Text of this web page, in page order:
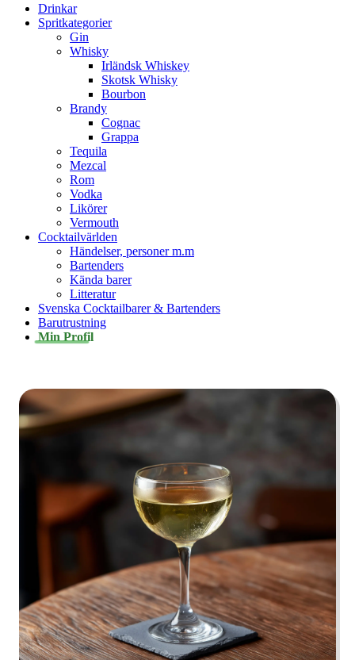
Drinkar
Spritkategorier
Gin
Whisky
Irländsk Whiskey
Skotsk Whisky
Bourbon
Brandy
Cognac
Grappa
Tequila
Mezcal
Rom
Vodka
Likörer
Vermouth
Cocktailvärlden
Händelser, personer m.m
Bartenders
Kända barer
Litteratur
Svenska Cocktailbarer & Bartenders
Barutrustning
Min Profil